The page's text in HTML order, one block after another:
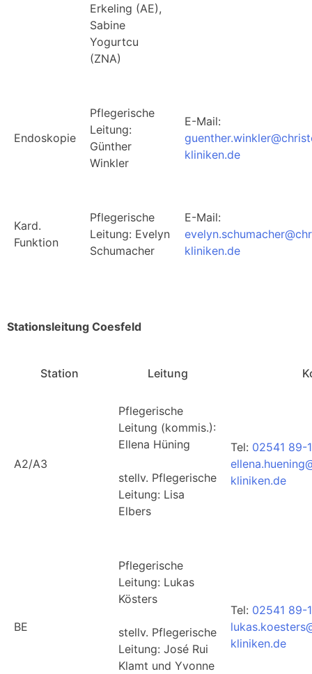
Erkeling (AE),
Sabine
Yogurtcu
(ZNA)
Endoskopie
Pflegerische
Leitung:
Günther
Winkler
E-Mail:
kliniken.de
Kard.
Funktion
Pflegerische
Leitung: Evelyn
Schumacher
E-Mail:
kliniken.de
Stationsleitung Coesfeld
Station Leitung
A2/A3
Pflegerische
Leitung (kommis.):
Ellena Hüning
stellv. Pflegerische
Leitung: Lisa
Elbers
Tel: 02541 89-
kliniken.de
BE
Pflegerische
Leitung: Lukas
Kösters
stellv. Pflegerische
Leitung: José Rui
Klamt und Yvonne
Tel: 02541 89-
kliniken.de